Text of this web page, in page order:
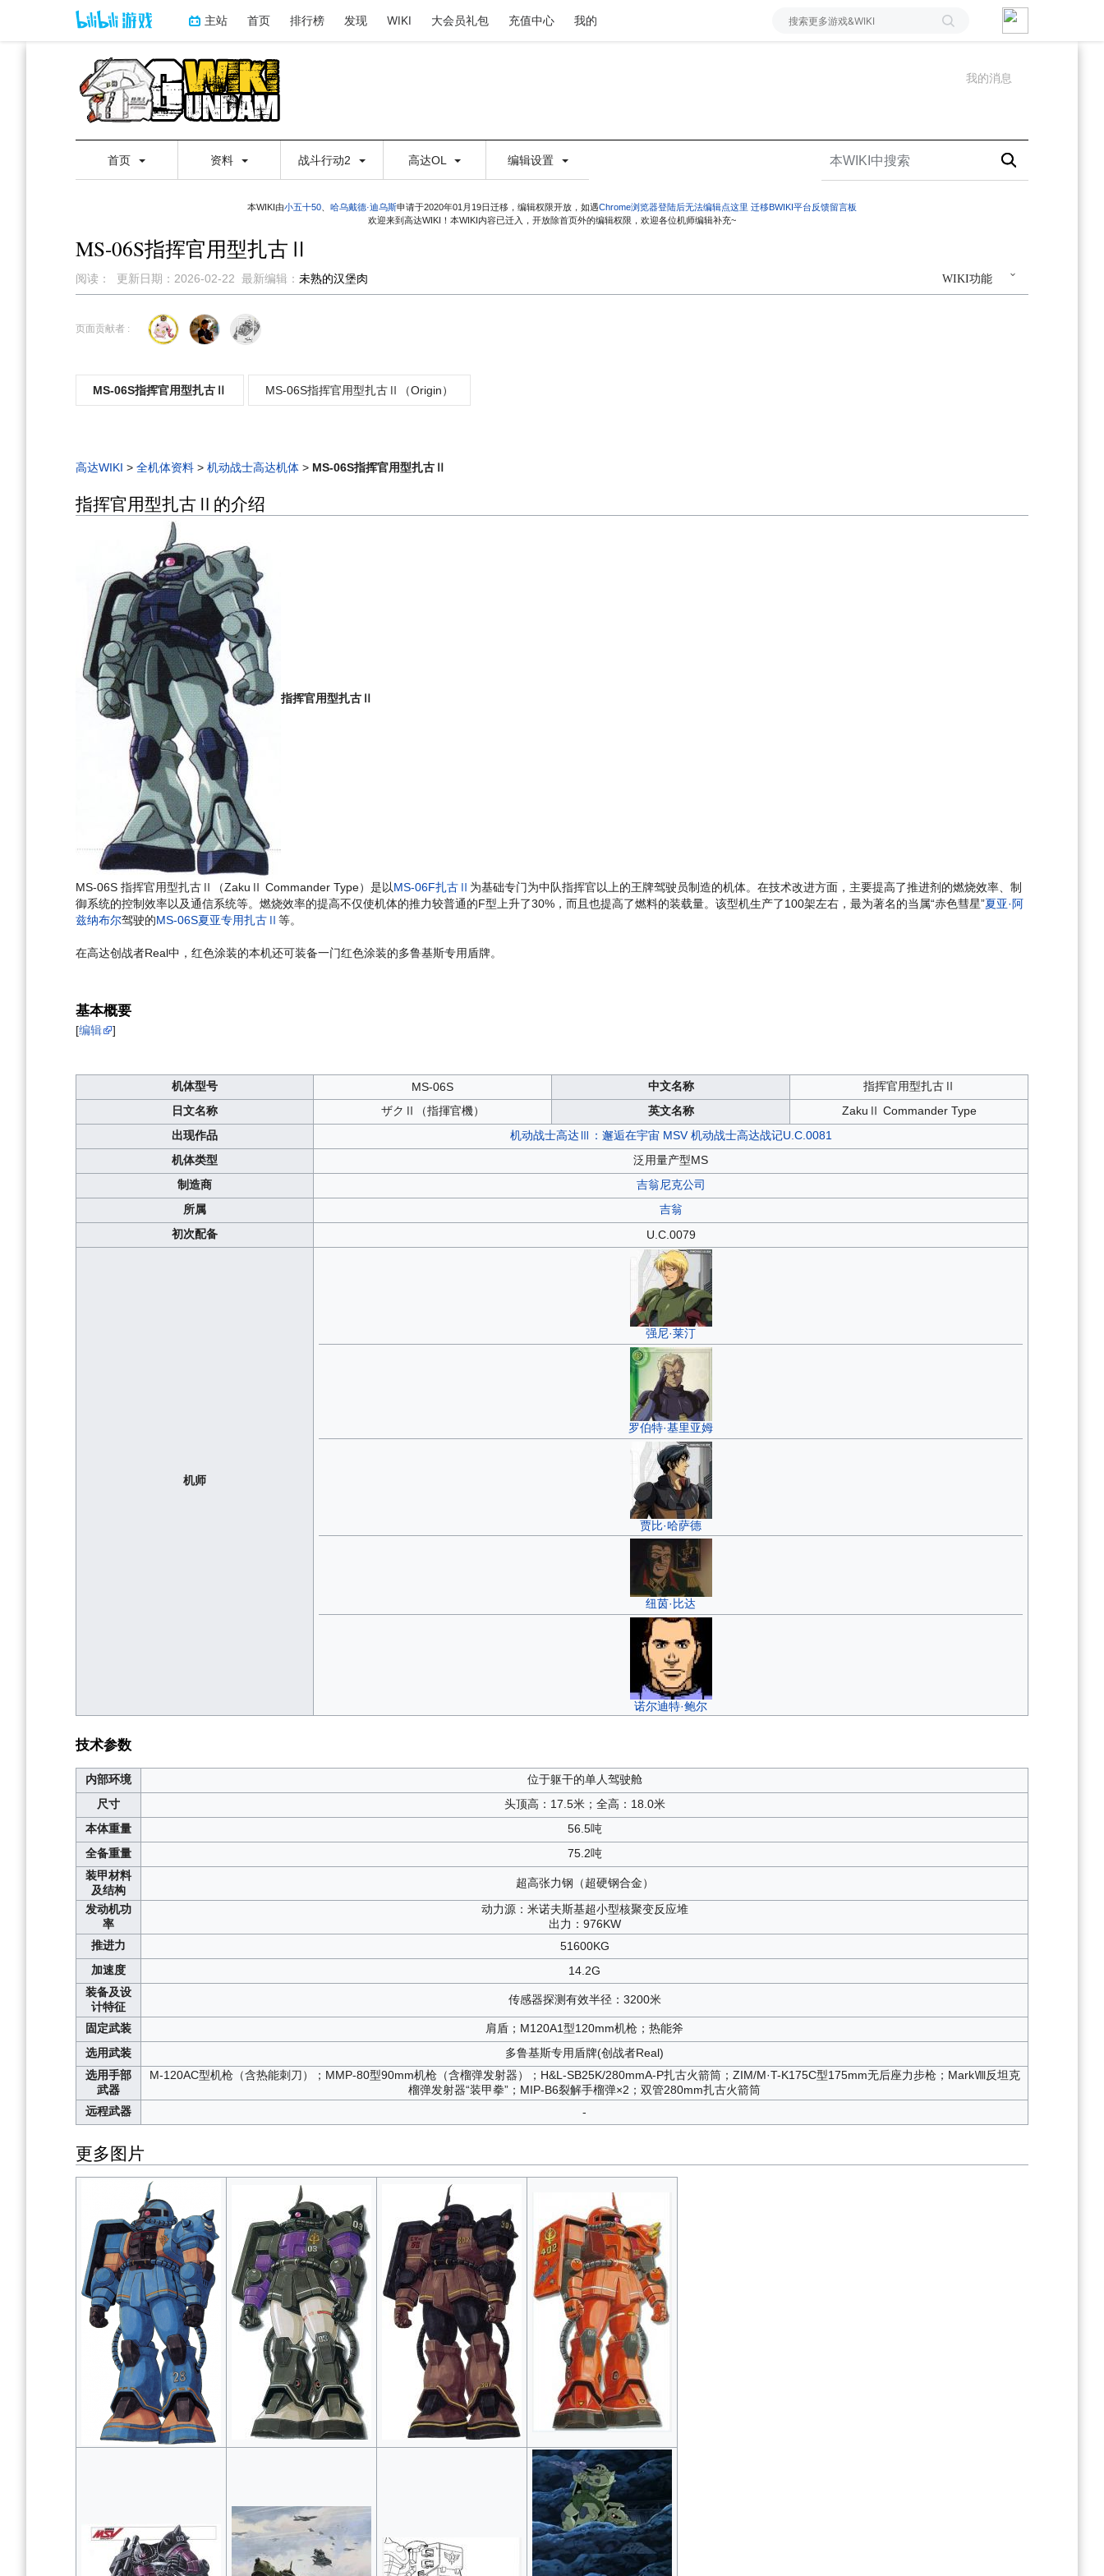
主站 首页 排行榜 发现 WIKI 大会员礼包 充值中心 我的
我的消息
首页 资料 战斗行动2 高达OL 编辑设置
本WIKI由小五十50 哈乌戴德·迪乌斯申请于2020年01月19日迁移，编辑权限开放，如遇Chrome浏览器登陆后无法编辑点这里 迁移BWIKI平台反馈留言板
欢迎来到高达WIKI！本WIKI内容已迁入，开放除首页外的编辑权限，欢迎各位机师编辑补充~
MS-06S指挥官用型扎古Ⅱ
WIKI功能
阅读： 更新日期： 2026-02-22 最新编辑： 未熟的汉堡肉
到
到
页面贡献者 :
MS-06S指挥官用型扎古Ⅱ MS-06S指挥官用型扎古Ⅱ（Origin）
高达WIKI > 全机体资料 > 机动战士高达机体 > MS-06S指挥官用型扎古Ⅱ
指挥官用型扎古Ⅱ的介绍
指挥官用型扎古Ⅱ
MS-06S 指挥官用型扎古Ⅱ（ZakuⅡ Commander Type）是以MS-06F扎古Ⅱ 为基础专门为中队指挥官以上的王牌驾驶员制造的机体。在技术改进方面，主要提高了推进剂的燃烧效率、制
御系统的控制效率以及通信系统等。燃烧效率的提高不仅使机体的推力较普通的F型上升了30%，而且也提高了燃料的装载量。该型机生产了100架左右，最为著名的当属“赤色彗星”夏亚·阿
兹纳布尔驾驶的MS-06S夏亚专用扎古Ⅱ 等。
在高达创战者Real中，红色涂装的本机还可装备一门红色涂装的多鲁基斯专用盾牌。
基本概要
[编辑 ]
机体型号 MS-06S 中文名称
指挥官用型扎古Ⅱ
日文名称
ザクⅡ（指揮官機） 英文名称
ZakuⅡ Commander Type
出现作品
机动战士高达Ⅲ：邂逅在宇宙 MSV 机动战士高达战记U.C.0081
机体类型
泛用量产型MS
制造商
吉翁尼克公司
所属
吉翁
初次配备
U.C.0079
机师
强尼·莱汀
罗伯特·基里亚姆
贾比·哈萨德
纽茵·比达
诺尔迪特·鲍尔
技术参数
内部环境
位于躯干的单人驾驶舱
尺寸
头顶高：17.5米；全高：18.0米
本体重量
56.5吨
全备重量
75.2吨
装甲材料
及结构
超高张力钢（超硬钢合金）
发动机功
率
动力源：米诺夫斯基超小型核聚变反应堆
出力：976KW
推进力
51600KG
加速度
14.2G
装备及设
计特征
传感器探测有效半径：3200米
固定武装
肩盾；M120A1型120mm机枪；热能斧
选用武装
多鲁基斯专用盾牌(创战者Real)
选用手部
武器
M-120AC型机枪（含热能刺刀）；MMP-80型90mm机枪（含榴弹发射器）；H&L-SB25K/280mmA-P扎古火箭筒；ZIM/M·T-K175C型175mm无后座力步枪；MarkⅧ反坦克
榴弹发射器“装甲拳”；MIP-B6裂解手榴弹×2；双管280mm扎古火箭筒
远程武器
-
更多图片